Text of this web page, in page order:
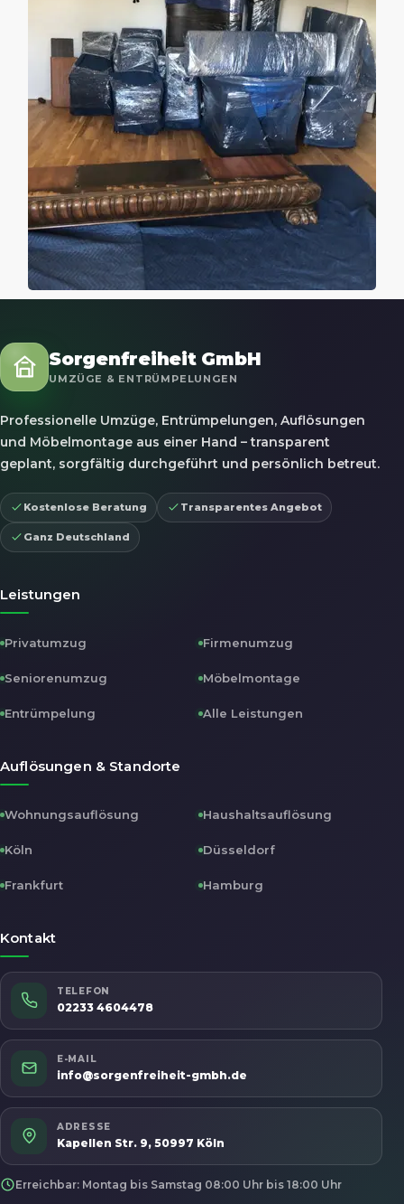
Sorgenfreiheit GmbH
UMZÜGE & ENTRÜMPELUNGEN
Professionelle Umzüge, Entrümpelungen, Auflösungen
und Möbelmontage aus einer Hand – transparent
geplant, sorgfältig durchgeführt und persönlich betreut.
Kostenlose Beratung Transparentes Angebot
Ganz Deutschland
Leistungen
Privatumzug Firmenumzug
Seniorenumzug Möbelmontage
Entrümpelung Alle Leistungen
Auflösungen & Standorte
Wohnungsauflösung Haushaltsauflösung
Köln Düsseldorf
Frankfurt Hamburg
Kontakt
TELEFON
02233 4604478
E-MAIL
info@sorgenfreiheit-gmbh.de
ADRESSE
Kapellen Str. 9, 50997 Köln
Erreichbar: Montag bis Samstag 08:00 Uhr bis 18:00 Uhr